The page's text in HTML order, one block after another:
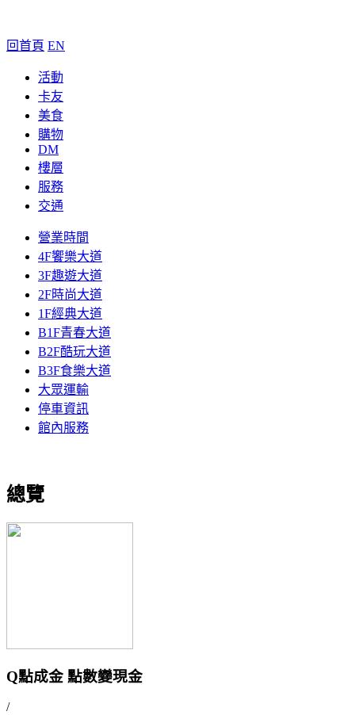
回首頁 EN
活動
卡友
美食
購物
DM
樓層
服務
交通
營業時間
4F饗樂大道
3F趣遊大道
2F時尚大道
1F經典大道
B1F青春大道
B2F酷玩大道
B3F食樂大道
大眾運輸
停車資訊
館內服務
總覽
Q點成金 點數變現金
/